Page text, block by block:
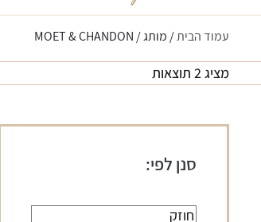
עמוד הבית/ מותג / MOET & CHANDON
מציג 2 תוצאות
סנן לפי: